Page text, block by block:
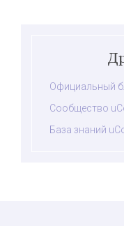
Официальный
Сообщество
База знаний